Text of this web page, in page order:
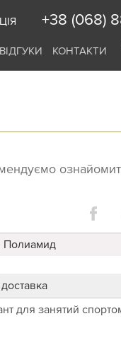
+38 (068)
ВІДГУКИ КОНТАКТИ
Полиамид
для занятий